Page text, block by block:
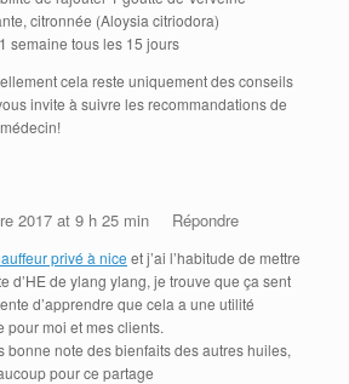
citronnée (Aloysia citriodora)
semaine tous les 15 jours
cela reste uniquement des conseils
invite à suivre les recommandations de
2017 at 9 h 25 min
Répondre
privé à nice et j’ai l’habitude de mettre
d’HE de ylang ylang, je trouve que ça sent
d’apprendre que cela a une utilité
pour moi et mes clients.
bonne note des bienfaits des autres huiles,
pour ce partage